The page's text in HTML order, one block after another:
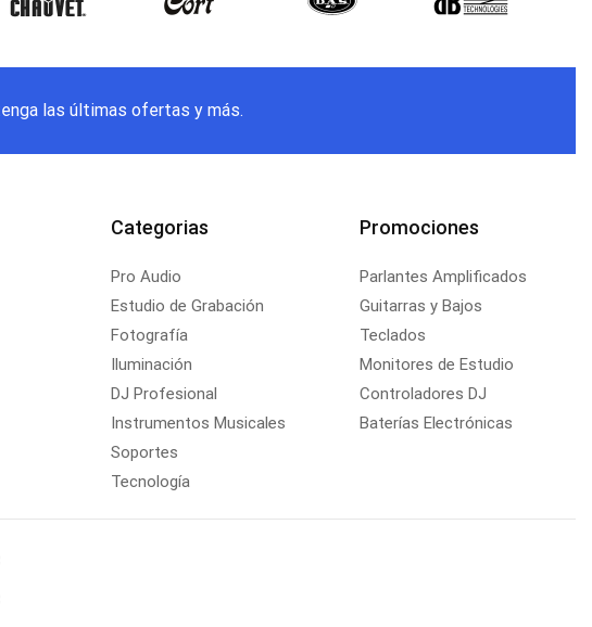
las últimas ofertas y más.
Categorias
Pro Audio
Estudio de Grabación
Fotografía
Iluminación
DJ Profesional
Instrumentos Musicales
Soportes
Tecnología
Promociones
Parlantes Amplificados
Guitarras y Bajos
Teclados
Monitores de Estudio
Controladores DJ
Baterías Electrónicas